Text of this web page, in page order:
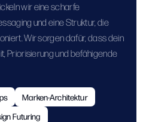
wir eine scharfe
und eine Struktur, die
Wir sorgen dafür, dass dein
Priorisierung und befähigende
Marken-Architektur
Futuring